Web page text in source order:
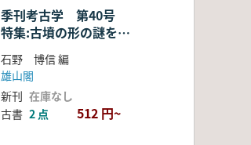
季刊考古学 第40号
特集:古墳の形の謎を解
石野 博信 編
雄山閣
新刊 在庫なし
古書 2 点 512 円~